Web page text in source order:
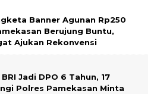
Banner Agunan Rp250
Berujung Buntu,
Ajukan Rekonvensi
Jadi DPO 6 Tahun, 17
Polres Pamekasan Minta